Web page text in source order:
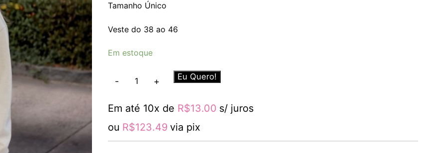
Tamanho Único
Veste do 38 ao 46
Em estoque
Moletom
Offwhite
quantidade
- + Eu Quero!
Em até 10x de R$13.00 s/ juros
ou R$123.49 via pix